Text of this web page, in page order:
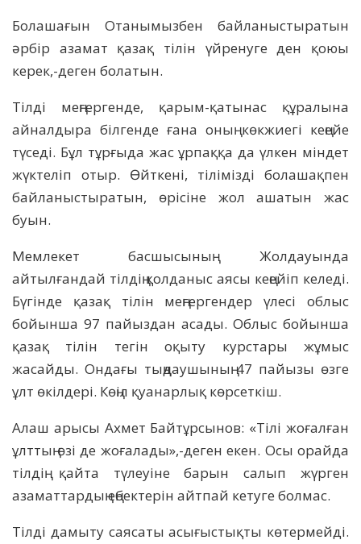
Болашағын Отанымызбен байланыстыратын
әрбір азамат қазақ тілін үйренуге ден қоюы
керек,-деген болатын.
Тілді меңгергенде, қарым-қатынас құралына
айналдыра білгенде ғана оның көкжиегі кеңейе
түседі. Бұл тұрғыда жас ұрпаққа да үлкен міндет
жүктеліп отыр. Өйткені, тілімізді болашақпен
байланыстыратын, өрісіне жол ашатын жас
буын.
Мемлекет басшысының Жолдауында
айтылғандай тілдің қолданыс аясы кеңейіп келеді.
Бүгінде қазақ тілін меңгергендер үлесі облыс
бойынша 97 пайыздан асады. Облыс бойынша
қазақ тілін тегін оқыту курстары жұмыс
жасайды. Ондағы тыңдаушының 47 пайызы өзге
ұлт өкілдері. Көңіл қуанарлық көрсеткіш.
Алаш арысы Ахмет Байтұрсынов: «Тілі жоғалған
ұлттың өзі де жоғалады»,-деген екен. Осы орайда
тілдің қайта түлеуіне барын салып жүрген
азаматтардың еңбектерін айтпай кетуге болмас.
Тілді дамыту саясаты асығыстықты көтермейді.